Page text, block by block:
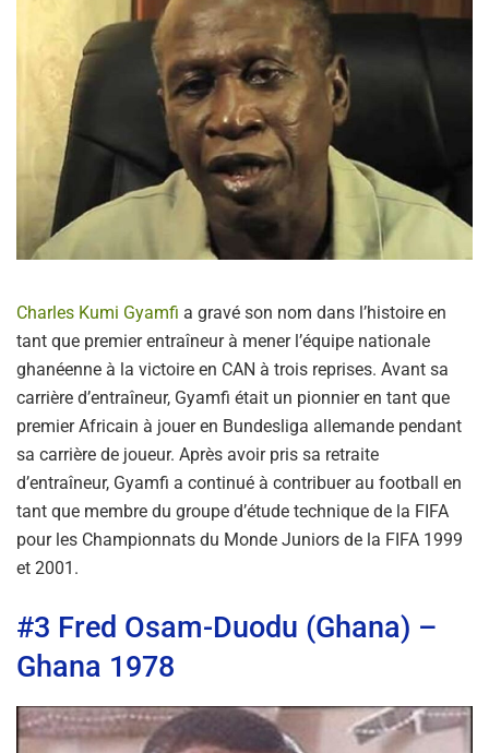
Charles Kumi Gyamfi a gravé son nom dans l’histoire en
tant que premier entraîneur à mener l’équipe nationale
ghanéenne à la victoire en CAN à trois reprises. Avant sa
carrière d’entraîneur, Gyamfi était un pionnier en tant que
premier Africain à jouer en Bundesliga allemande pendant
sa carrière de joueur. Après avoir pris sa retraite
d’entraîneur, Gyamfi a continué à contribuer au football en
tant que membre du groupe d’étude technique de la FIFA
pour les Championnats du Monde Juniors de la FIFA 1999
et 2001.
#3 Fred Osam-Duodu (Ghana) –
Ghana 1978